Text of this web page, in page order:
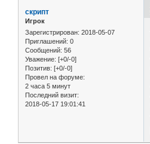
скрипт
Игрок
Зарегистрирован: 2018-05-07
Приглашений: 0
Сообщений: 56
Уважение: [+0/-0]
Позитив: [+0/-0]
Провел на форуме:
2 часа 5 минут
Последний визит:
2018-05-17 19:01:41